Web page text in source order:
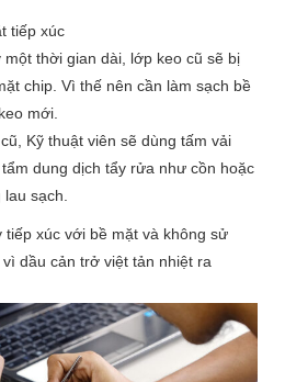
tiếp xúc
thời gian dài, lớp keo cũ sẽ bị
chip. Vì thế nên cần làm sạch bề
mới.
Kỹ thuật viên sẽ dùng tấm vải
dung dịch tẩy rửa như cồn hoặc
lau sạch.
tiếp xúc với bề mặt và không sử
dầu cản trở việt tản nhiệt ra